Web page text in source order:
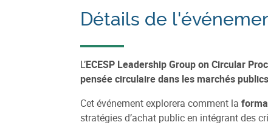
Détails de
L’ECESP Leadership Group on Circular
pensée circulaire dans les marchés publics
Cet événement explorera comment la
stratégies d’achat public en intégrant des